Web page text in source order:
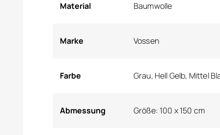
Material Baumwolle
Marke Vossen
Farbe Grau, Hell Gelb, Mittel
Abmessung Größe: 100 x 150 cm